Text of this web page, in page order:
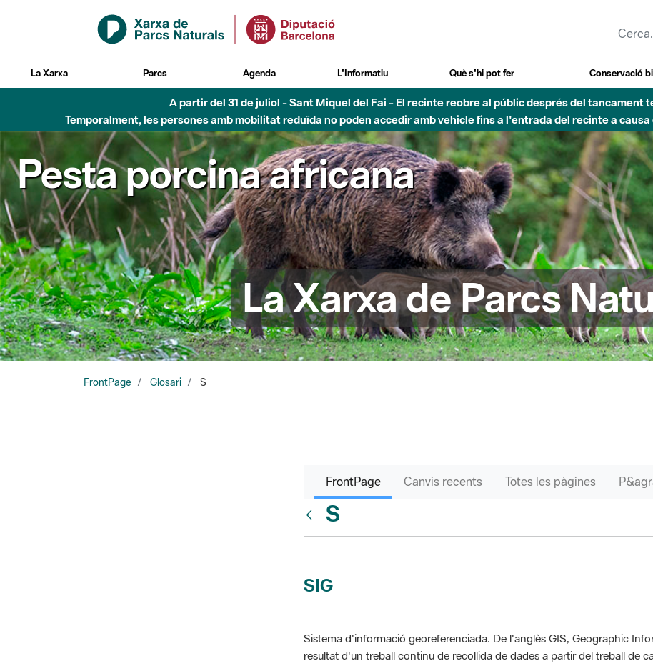
Salta al contingut principal
La Xarxa Parcs Agenda L'Informatiu Què s'hi pot fer Conservació
A partir del 31 de juliol - Sant Miquel del Fai - El recinte reobre al públic després del tancament
Temporalment, les persones amb mobilitat reduïda no poden accedir amb vehicle fins a l'entrada del recinte a
Pesta porcina africana
La Xarxa de Parcs
FrontPage Glosari S
FrontPage Canvis recents Totes les pàgines
S
SIG
Sistema d'informació georeferenciada. De l'anglès GIS, Geographic
resultat d'un treball continu de recollida de dades a partir del treball de